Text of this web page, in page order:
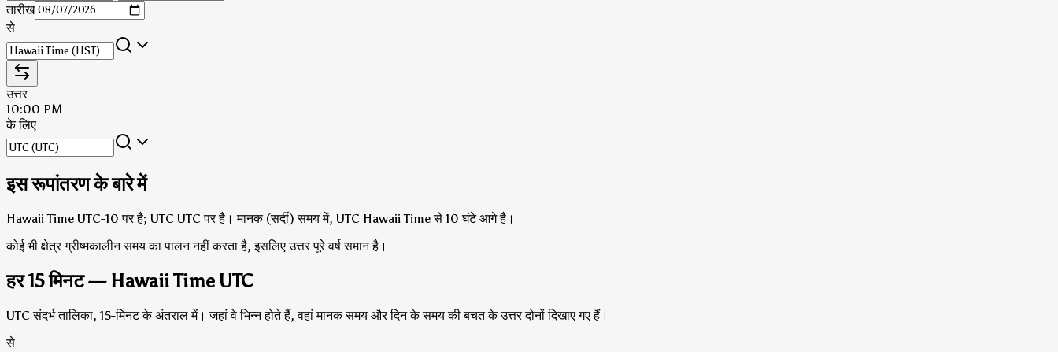
तारीख
से
उत्तर
10:00 PM
के लिए
इस रूपांतरण के बारे में
Hawaii Time UTC-10 पर है; UTC UTC पर है। मानक (सर्दी) समय में, UTC Hawaii Time से 10 घंटे आगे है।
कोई भी क्षेत्र ग्रीष्मकालीन समय का पालन नहीं करता है, इसलिए उत्तर पूरे वर्ष समान है।
हर 15 मिनट — Hawaii Time UTC
UTC संदर्भ तालिका, 15-मिनट के अंतराल में। जहां वे भिन्न होते हैं, वहां मानक समय और दिन के समय की बचत के उत्तर दोनों दिखाए गए हैं।
से